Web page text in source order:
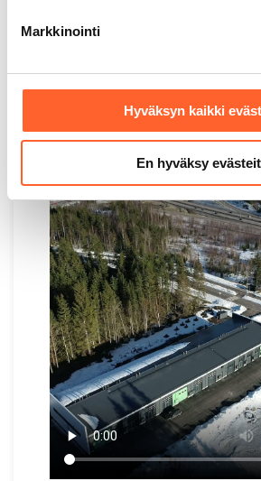
Markkinointi
Hyväksyn kaikki
En hyväksy
puolelle, autokamat toiselle
mahtuu sisään.”